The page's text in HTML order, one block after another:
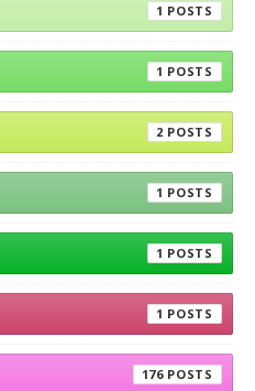
1
1
2
1
1
1
176